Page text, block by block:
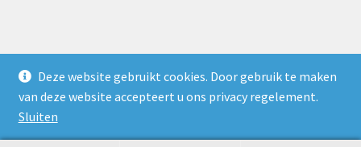
© HOFCON Portofoon webshop 2026
Deze website gebruikt cookies. Door gebruik te maken
van deze website accepteert u ons privacy regelement.
Sluiten